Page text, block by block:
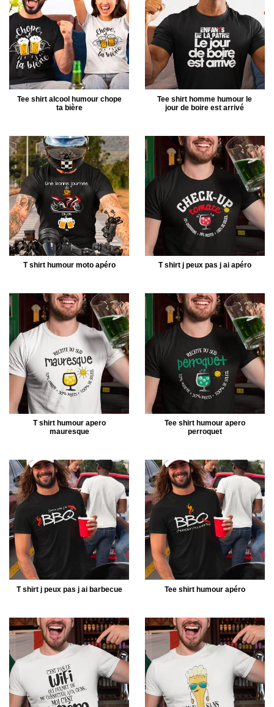
Tee shirt alcool humour chope
ta bière
Tee shirt homme humour le
jour de boire est arrivé
T shirt humour moto apéro T shirt j peux pas j ai apéro
T shirt humour apero
mauresque
Tee shirt humour apero
perroquet
T shirt j peux pas j ai barbecue Tee shirt humour apéro